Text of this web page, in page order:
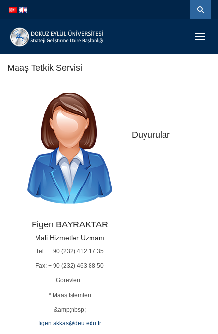
atla
atla
Maaş Tetkik Servisi
Figen BAYRAKTAR
Mali Hizmetler Uzmanı
Tel : + 90 (232) 412 17 35
Fax: + 90 (232) 463 88 50
Görevleri :
* Maaş İşlemleri
&amp;nbsp;
figen.akkas@deu.edu.tr
Duyurular